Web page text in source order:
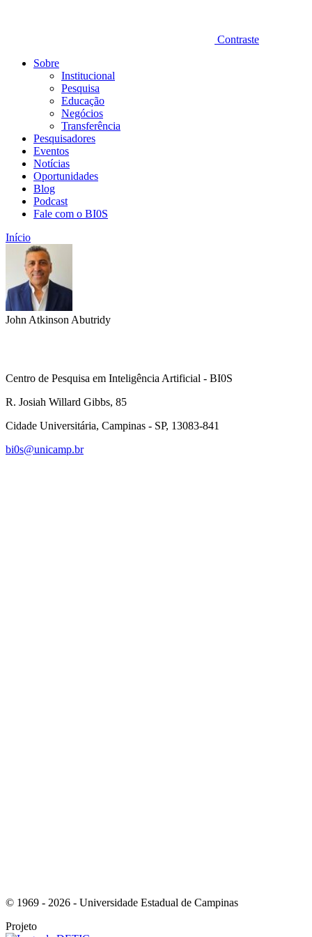
Contraste
Sobre
Institucional
Pesquisa
Educação
Negócios
Transferência
Pesquisadores
Eventos
Notícias
Oportunidades
Blog
Podcast
Fale com o BI0S
Início
John Atkinson Abutridy
Centro de Pesquisa em Inteligência Artificial - BI0S
R. Josiah Willard Gibbs, 85
Cidade Universitária, Campinas - SP, 13083-841
bi0s@unicamp.br
© 1969 - 2026 - Universidade Estadual de Campinas
Projeto